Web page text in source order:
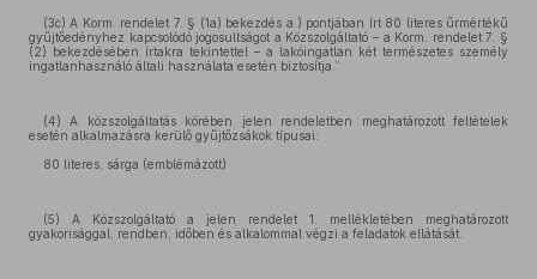
(3c) A Korm. rendelet 7. § (1a) bekezdés a.) pontjában írt 80 literes űrmértékű
gyűjtőedényhez kapcsolódó jogosultságot a Közszolgáltató – a Korm. rendelet 7. §
(2) bekezdésében írtakra tekintettel – a lakóingatlan két természetes személy
ingatlanhasználó általi használata esetén biztosítja.”
(4) A közszolgáltatás körében jelen rendeletben meghatározott feltételek
esetén alkalmazásra kerülő gyűjtőzsákok típusai:
80 literes, sárga (emblémázott)
(5) A Közszolgáltató a jelen rendelet 1. mellékletében meghatározott
gyakorisággal, rendben, időben és alkalommal végzi a feladatok ellátását.